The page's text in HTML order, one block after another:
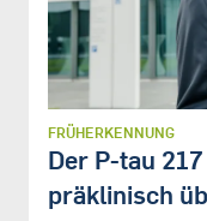
FRÜHERKENNUNG
Der P-tau
präklinisch